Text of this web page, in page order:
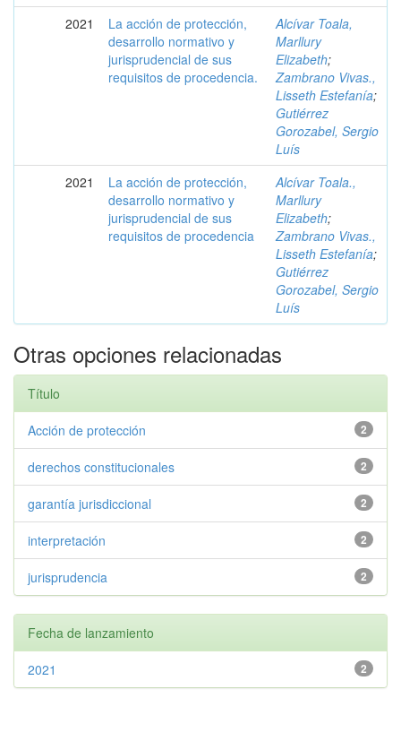
2021
La acción de protección,
desarrollo normativo y
jurisprudencial de sus
requisitos de procedencia.
Alcívar Toala,
Marllury
Elizabeth;
Zambrano Vivas.,
Lisseth Estefanía;
Gutiérrez
Gorozabel, Sergio
Luís
2021
La acción de protección,
desarrollo normativo y
jurisprudencial de sus
requisitos de procedencia
Alcívar Toala.,
Marllury
Elizabeth;
Zambrano Vivas.,
Lisseth Estefanía;
Gutiérrez
Gorozabel, Sergio
Luís
Otras opciones relacionadas
Título
2
Acción de protección
2
derechos constitucionales
2
garantía jurisdiccional
2
interpretación
2
jurisprudencia
Fecha de lanzamiento
2
2021